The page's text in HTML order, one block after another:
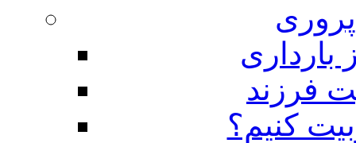
بارداری
فرزند
کنیم؟